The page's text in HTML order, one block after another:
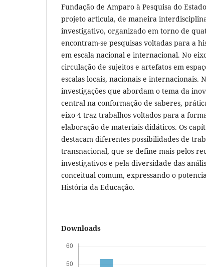
Fundação de Amparo à Pesquisa do
projeto articula, de maneira
investigativo, organizado em torno de
encontram-se pesquisas voltadas para a
em escala nacional e internacional. No
circulação de sujeitos e artefatos em
escalas locais, nacionais e internacionais.
investigações que abordam o tema da
central na conformação de saberes,
eixo 4 traz trabalhos voltados para a
elaboração de materiais didáticos. Os
destacam diferentes possibilidades de
transnacional, que se define mais pelos
investigativos e pela diversidade das
conceitual comum, expressando o
História da Educação.
Downloads